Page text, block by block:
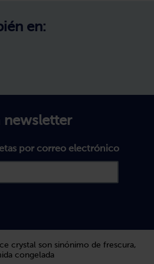
en:
newsletter
por correo electrónico
crystal son sinónimo de frescura,
congelada